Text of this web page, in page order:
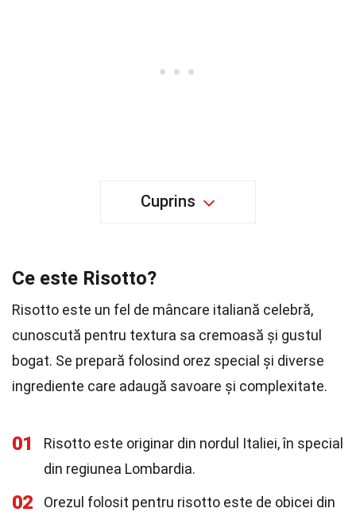
Cuprins
Ce este Risotto?
Risotto este un fel de mâncare italiană celebră,
cunoscută pentru textura sa cremoasă și gustul
bogat. Se prepară folosind orez special și diverse
ingrediente care adaugă savoare și complexitate.
01
Risotto este originar din nordul Italiei, în special
din regiunea Lombardia.
02
Orezul folosit pentru risotto este de obicei din